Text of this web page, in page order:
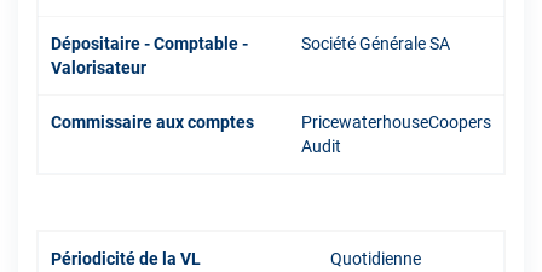
Dépositaire - Comptable -
Valorisateur
Société Générale SA
Commissaire aux comptes
PricewaterhouseCoopers
Audit
Périodicité de la VL Quotidienne